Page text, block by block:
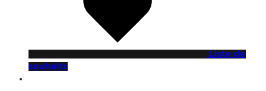
Liste de
souhaits